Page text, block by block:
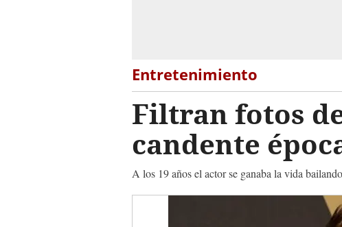
Entretenimiento
Filtran fotos
candente
A los 19 años el actor se ganaba la vida